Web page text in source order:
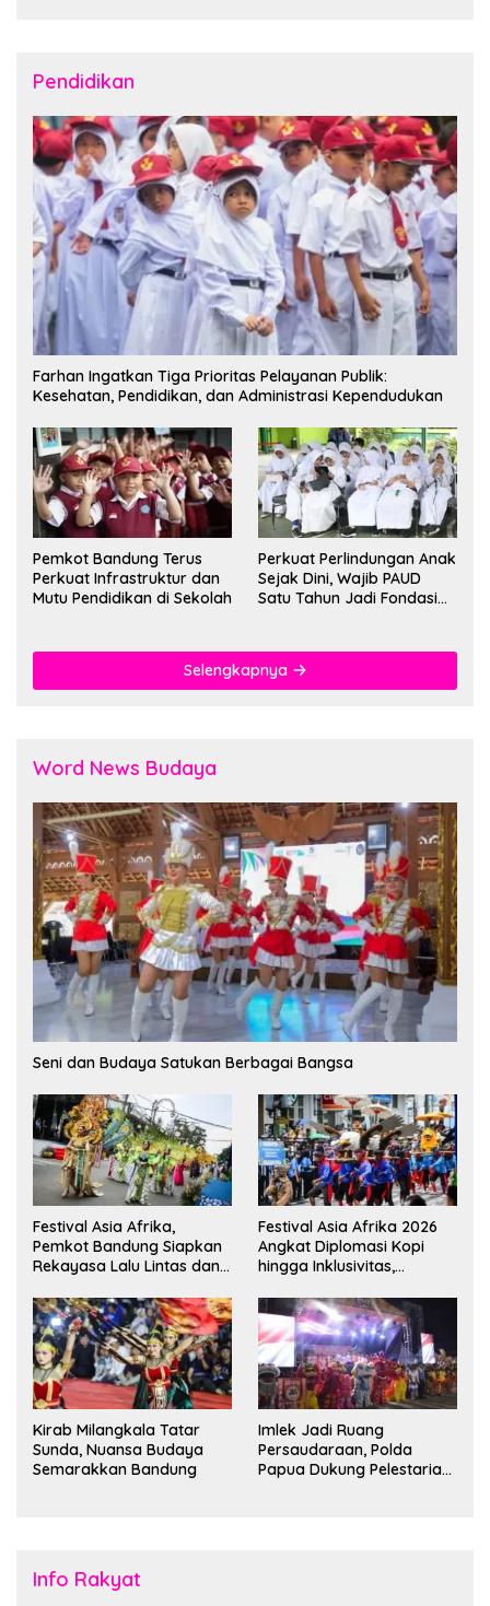
Pendidikan
Farhan Ingatkan Tiga Prioritas Pelayanan Publik:
Kesehatan, Pendidikan, dan Administrasi Kependudukan
Pemkot Bandung Terus
Perkuat Infrastruktur dan
Mutu Pendidikan di Sekolah
Perkuat Perlindungan Anak
Sejak Dini, Wajib PAUD
Satu Tahun Jadi Fondasi
Selengkapnya
Word News Budaya
Seni dan Budaya Satukan Berbagai Bangsa
Festival Asia Afrika,
Pemkot Bandung Siapkan
Rekayasa Lalu Lintas dan
Festival Asia Afrika 2026
Angkat Diplomasi Kopi
hingga Inklusivitas,
Duta Besar
Kirab Milangkala Tatar
Sunda, Nuansa Budaya
Semarakkan Bandung
Imlek Jadi Ruang
Persaudaraan, Polda
Papua Dukung Pelestarian
Info Rakyat